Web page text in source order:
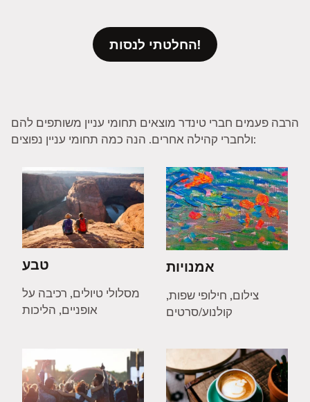
החלטתי לנסות!
הרבה פעמים חברי טינדר מוצאים תחומי עניין משותפים להם
ולחברי קהילה אחרים. הנה כמה תחומי עניין נפוצים:
טבע
מסלולי טיולים, רכיבה על
אופניים, הליכות
אמנויות
צילום, חילופי שפות,
קולנוע/סרטים